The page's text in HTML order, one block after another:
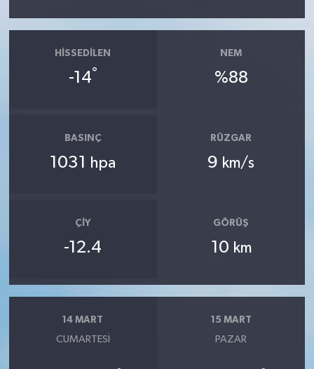
HISSEDILEN
-14°
NEM
%88
BASINÇ
1031 hpa
RÜZGAR
9 km/s
ÇIY
-12.4
GÖRÜŞ
10 km
14 MART
CUMARTESI
15 MART
PAZAR